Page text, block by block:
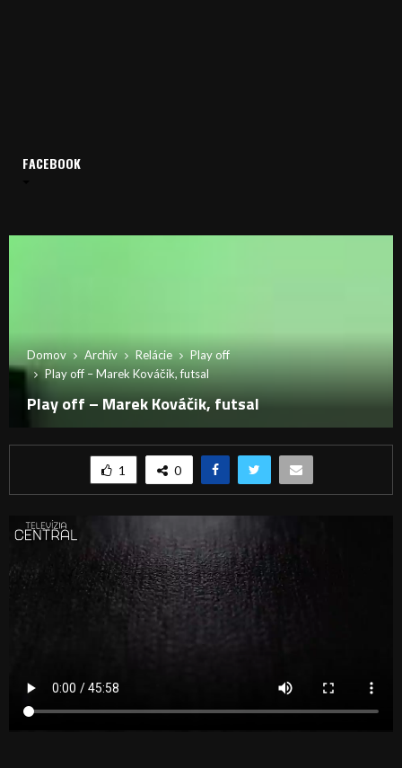
Domov Archív Relácie
Play off
Play off – Marek Kováčik, futsal
Play off – Marek Kováčik, futsal
1 0
FACEBOOK